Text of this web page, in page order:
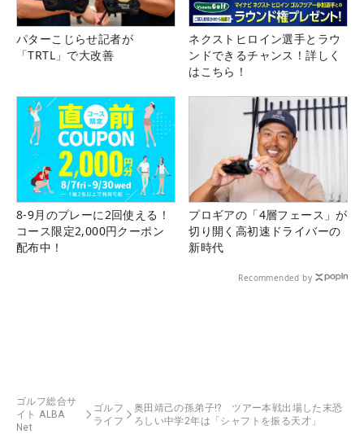
パターこじらせ記者が
「TRTL」で大改善
ネクストヒロイン選手とラウ
ンドできるチャンス！詳しく
はこちら！
8-9月のプレーに2回使える！
コース限定2,000円クーポン
配布中！
プロギアの「4層フェース」が
切り開く高初速ドライバーの
新時代
Recommended by
ゴルフ総合サ
イト ALBA
Net
ゴルフ
ライフ
奥田靖己の孫弟子!? ツアー本戦出場した末恐
ろしい中学2年は「シャフトを振る天才」